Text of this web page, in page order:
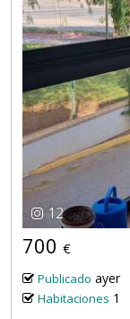
12
700 €
Publicado ayer
Habitaciones 1